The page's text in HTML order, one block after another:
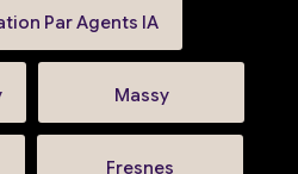
Par Agents IA
Massy
Fresnes